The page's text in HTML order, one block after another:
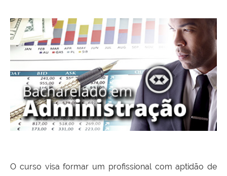
O curso visa formar um profissional com aptidão de